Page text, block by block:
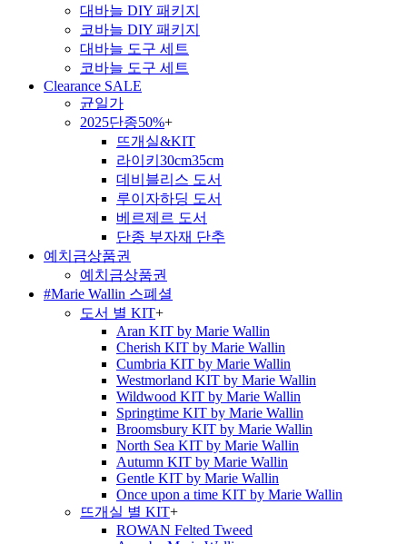
대바늘 DIY 패키지
코바늘 DIY 패키지
대바늘 도구 세트
코바늘 도구 세트
Clearance SALE
균일가
2025단종50%+
뜨개실&KIT
라이키30cm35cm
데비블리스 도서
루이자하딩 도서
베르제르 도서
단종 부자재 단추
예치금상품권
예치금상품권
#Marie Wallin 스폐셜
도서 별 KIT+
Aran KIT by Marie Wallin
Cherish KIT by Marie Wallin
Cumbria KIT by Marie Wallin
Westmorland KIT by Marie Wallin
Wildwood KIT by Marie Wallin
Springtime KIT by Marie Wallin
Broomsbury KIT by Marie Wallin
North Sea KIT by Marie Wallin
Autumn KIT by Marie Wallin
Gentle KIT by Marie Wallin
Once upon a time KIT by Marie Wallin
뜨개실 별 KIT+
ROWAN Felted Tweed